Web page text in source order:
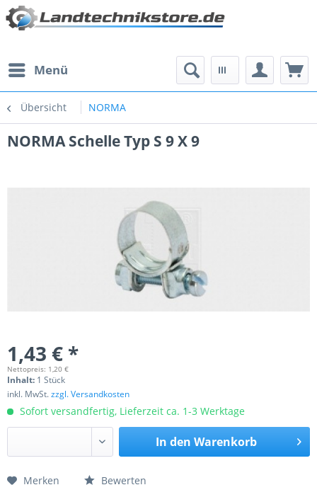
Menü
Übersicht NORMA
NORMA Schelle Typ S 9 X 9
1,43 € *
Nettopreis: 1,20 €
Inhalt: 1 Stück
inkl. MwSt.zzgl. Versandkosten
Sofort versandfertig, Lieferzeit ca. 1-3 Werktage
In den Warenkorb
Preis anfragen
Merken Bewerten